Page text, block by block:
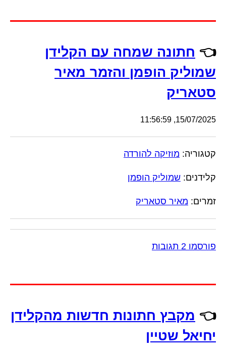
👈 חתונה שמחה עם הקלידן
שמוליק הופמן והזמר מאיר
סטאריק
15/07/2025, 11:56:59
קטגוריה: מוזיקה להורדה
קלידנים: שמוליק הופמן
זמרים: מאיר סטאריק
פורסמו 2 תגובות
👈 מקבץ חתונות חדשות מהקלידן
יחיאל שטיין